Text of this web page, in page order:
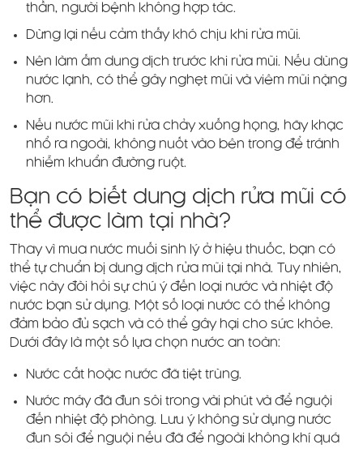
thần, người bệnh không hợp tác.
Dừng lại nếu cảm thấy khó chịu khi rửa mũi.
Nên làm ấm dung dịch trước khi rửa mũi. Nếu dùng
nước lạnh, có thể gây nghẹt mũi và viêm mũi nặng
hơn.
Nếu nước mũi khi rửa chảy xuống họng, hãy khạc
nhổ ra ngoài, không nuốt vào bên trong để tránh
nhiễm khuẩn đường ruột.
Bạn có biết dung dịch rửa mũi có
thể được làm tại nhà?
Thay vì mua nước muối sinh lý ở hiệu thuốc, bạn có
thể tự chuẩn bị dung dịch rửa mũi tại nhà. Tuy nhiên,
việc này đòi hỏi sự chú ý đến loại nước và nhiệt độ
nước bạn sử dụng. Một số loại nước có thể không
đảm bảo đủ sạch và có thể gây hại cho sức khỏe.
Dưới đây là một số lựa chọn nước an toàn:
Nước cất hoặc nước đã tiệt trùng.
Nước máy đã đun sôi trong vài phút và để nguội
đến nhiệt độ phòng. Lưu ý không sử dụng nước
đun sôi để nguội nếu đã để ngoài không khí quá